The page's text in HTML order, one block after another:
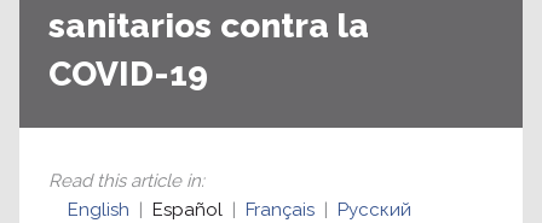
sanitarios contra la
COVID-19
Read this article in:
English
Español Français Русский